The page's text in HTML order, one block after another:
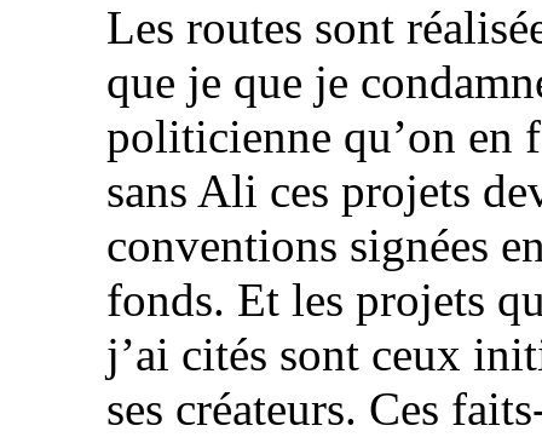
Les routes sont
que je que je
politicienne qu’on en
sans Ali ces projets
conventions signées
fonds. Et les projets
j’ai cités sont ceux
ses créateurs. Ces